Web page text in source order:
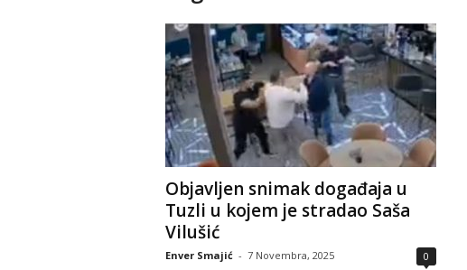
Objavljen snimak događaja u
Tuzli u kojem je stradao Saša
Vilušić
Enver Smajić - 7 Novembra, 2025 0